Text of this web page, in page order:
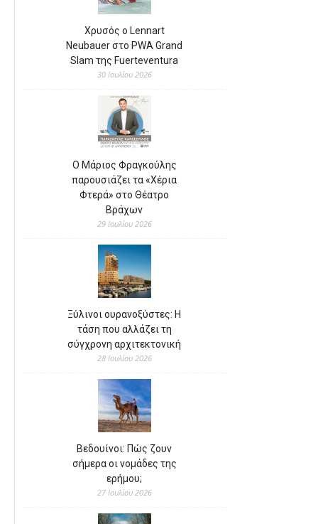
Χρυσός ο Lennart
Neubauer στο PWA Grand
Slam της Fuerteventura
30 Ιουλίου 2026
Ο Μάριος Φραγκούλης
παρουσιάζει τα «Χέρια
Φτερά» στο Θέατρο
Βράχων
29 Ιουλίου 2026
Ξύλινοι ουρανοξύστες: Η
τάση που αλλάζει τη
σύγχρονη αρχιτεκτονική
28 Ιουλίου 2026
Βεδουίνοι: Πώς ζουν
σήμερα οι νομάδες της
ερήμου;
27 Ιουλίου 2026